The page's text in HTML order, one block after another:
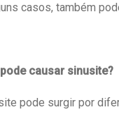
casos, também
causar sinusite?
pode surgir por